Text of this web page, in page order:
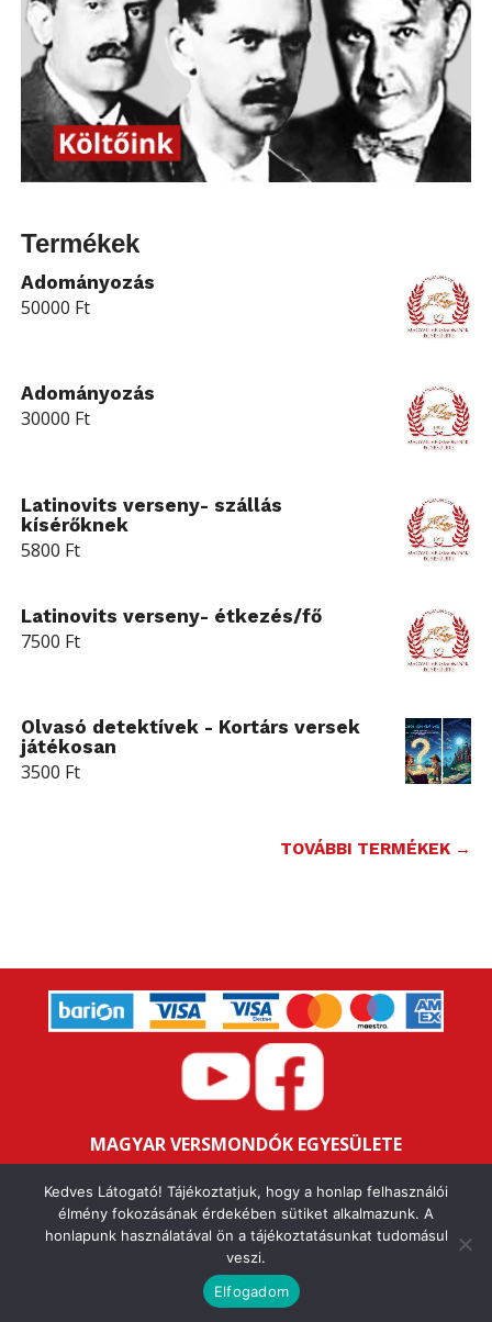
Termékek
Adományozás
50000 Ft
Adományozás
30000 Ft
Latinovits verseny- szállás
kísérőknek
5800 Ft
Latinovits verseny- étkezés/fő
7500 Ft
Olvasó detektívek - Kortárs versek
játékosan
3500 Ft
TOVÁBBI TERMÉKEK →
MAGYAR VERSMONDÓK EGYESÜLETE
Bankszámlaszám: 16200106-11646259
Adószám: 18047352-1-43
FELHASZNÁLÁSI FELTÉTELEK
Kedves Látogató! Tájékoztatjuk, hogy a honlap felhasználói
élmény fokozásának érdekében sütiket alkalmazunk. A
honlapunk használatával ön a tájékoztatásunkat tudomásul
veszi.
Elfogadom